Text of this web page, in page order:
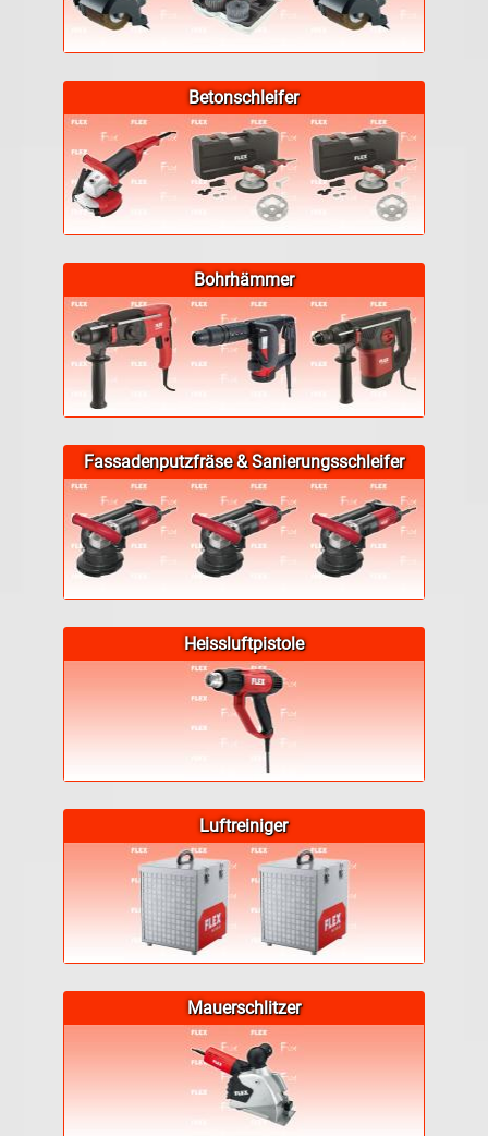
Betonschleifer
Bohrhämmer
Fassadenputzfräse & Sanierungsschleifer
Heissluftpistole
Luftreiniger
Mauerschlitzer